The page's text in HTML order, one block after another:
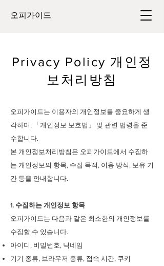
​오피가이드
Privacy Policy 개인정
보처리방침
오피가이드는 이용자의 개인정보를 중요하게 생
각하며, 「개인정보 보호법」 및 관련 법령을 준
수합니다.
본 개인정보처리방침은 오피가이드에서 수집하
는 개인정보의 항목, 수집 목적, 이용 방식, 보유 기
간 등을 안내합니다.
1. 수집하는 개인정보 항목
오피가이드는 다음과 같은 최소한의 개인정보를
수집할 수 있습니다.
아이디, 비밀번호, 닉네임
기기 종류, 브라우저 종류, 접속 시간, 쿠키